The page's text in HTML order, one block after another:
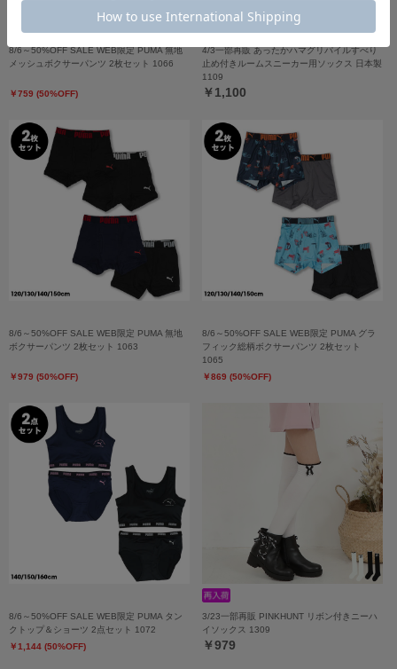
8/6～50%OFF SALE WEB限定 PUMA 無地
メッシュボクサーパンツ 2枚セット 1066
￥759 (50%OFF)
4/3一部再販 あったかハマグリパイルすべり
止め付きルームスニーカー用ソックス 日本製
1109
￥1,100
8/6～50%OFF SALE WEB限定 PUMA 無地
ボクサーパンツ 2枚セット 1063
￥979 (50%OFF)
8/6～50%OFF SALE WEB限定 PUMA グラ
フィック総柄ボクサーパンツ 2枚セット
1065
￥869 (50%OFF)
8/6～50%OFF SALE WEB限定 PUMA タン
クトップ＆ショーツ 2点セット 1072
￥1,144 (50%OFF)
3/23一部再販 PINKHUNT リボン付きニーハ
イソックス 1309
￥979